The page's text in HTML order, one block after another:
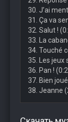
30. J’ai
31. Ça va
32. Salut !
33. La
34. Touché
35. Les jeux
36. Pan !
37. Bien
38. Jeanne